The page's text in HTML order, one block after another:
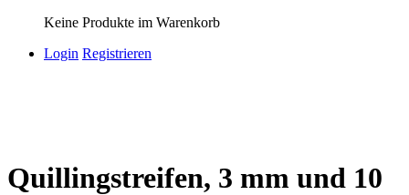
Keine Produkte im Warenkorb
Login Registrieren
Quillingstreifen, 3 mm und 10